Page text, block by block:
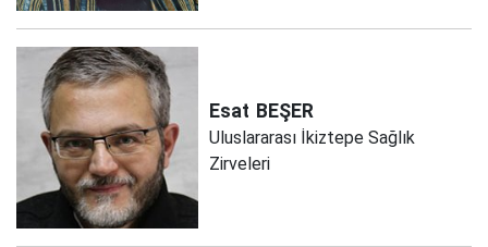
Esat BEŞER
Uluslararası İkiztepe Sağlık
Zirveleri